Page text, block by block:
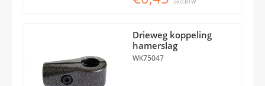
Drieweg koppeling
hamerslag
WK75047